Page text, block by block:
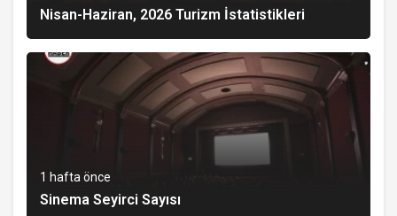
Nisan-Haziran, 2026 Turizm İstatistikleri
1 hafta önce
Sinema Seyirci Sayısı